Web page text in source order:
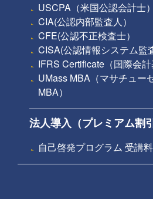
USCPA（米国公認会計士）
CIA(公認内部監査人）
CFE(公認不正検査士）
CISA(公認情報システム監
IFRS Certificate（国際会計
UMass MBA（マサチュー
MBA）
法人導入（プレミアム割引
自己啓発プログラム 受講